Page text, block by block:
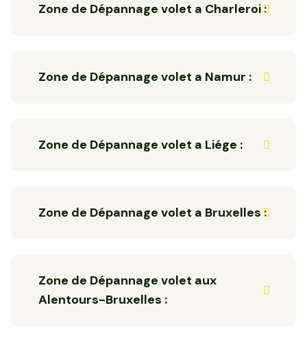
Zone de Dépannage volet a Charleroi :
Zone de Dépannage volet a Namur :
Zone de Dépannage volet a Liége :
Zone de Dépannage volet a Bruxelles :
Zone de Dépannage volet aux
Alentours-Bruxelles :